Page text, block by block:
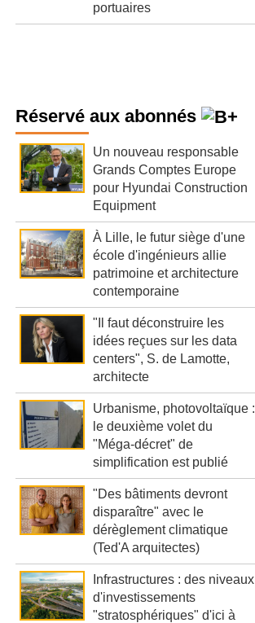
portuaires
Réservé aux abonnés
Un nouveau responsable
Grands Comptes Europe
pour Hyundai Construction
Equipment
À Lille, le futur siège d'une
école d'ingénieurs allie
patrimoine et architecture
contemporaine
"Il faut déconstruire les
idées reçues sur les data
centers", S. de Lamotte,
architecte
Urbanisme, photovoltaïque :
le deuxième volet du
"Méga-décret" de
simplification est publié
"Des bâtiments devront
disparaître" avec le
dérèglement climatique
(Ted'A arquitectes)
Infrastructures : des niveaux
d'investissements
"stratosphériques" d'ici à